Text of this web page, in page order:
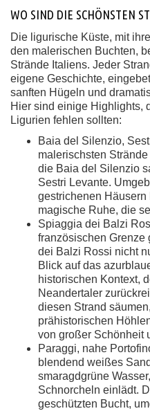
WO SIND DIE SCHÖNSTEN
Die ligurische Küste, mit
den malerischen Buchten,
Strände Italiens. Jeder
eigene Geschichte,
sanften Hügeln und
Hier sind einige Highlights,
Ligurien fehlen sollten:
Baia del Silenzio,
malerischsten
die Baia del Silenzio
Sestri Levante.
gestrichenen
magische Ruhe, die
Spiaggia dei Balzi
französischen Grenze
dei Balzi Rossi nicht
Blick auf das
historischen Kontext,
Neandertaler
diesen Strand
prähistorischen
von großer Schönheit
Paraggi, nahe
blendend weißes
smaragdgrüne
Schnorcheln einlädt.
geschützten Bucht,